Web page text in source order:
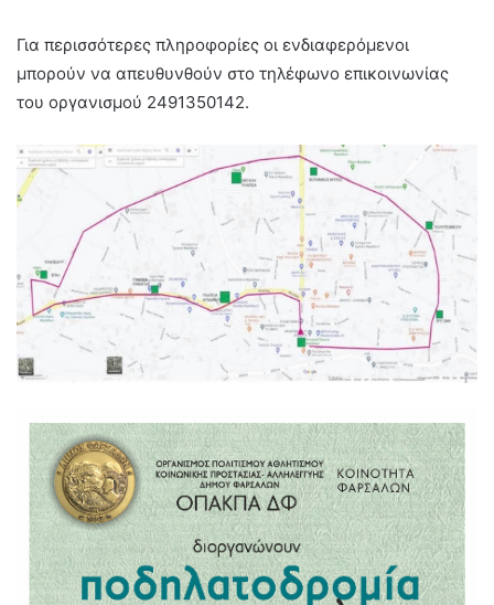
Για περισσότερες πληροφορίες οι ενδιαφερόμενοι
μπορούν να απευθυνθούν στο τηλέφωνο επικοινωνίας
του οργανισμού 2491350142.